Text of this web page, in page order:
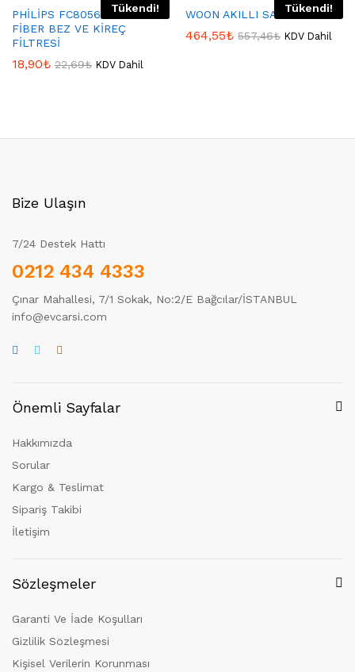
Tükendi!
PHİLİPS FC8056/01 MİKRO
FİBER BEZ VE KİREÇ
FİLTRESİ
18,90₺ 22,69₺ KDV Dahil
Tükendi!
WOON AKILLI SAAT GREEN
464,55₺ 557,46₺ KDV Dahil
Bize Ulaşın
7/24 Destek Hattı
0212 434 4333
Çınar Mahallesi, 7/1 Sokak, No:2/E Bağcılar/İSTANBUL
info@evcarsi.com
Önemli Sayfalar
Hakkımızda
Sorular
Kargo & Teslimat
Sipariş Takibi
İletişim
Sözleşmeler
Garanti Ve İade Koşulları
Gizlilik Sözleşmesi
Kişisel Verilerin Korunması